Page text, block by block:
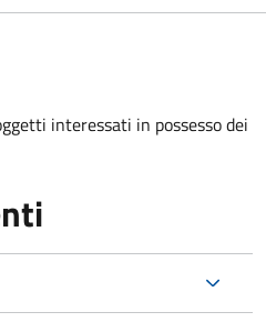
interessati in possesso dei